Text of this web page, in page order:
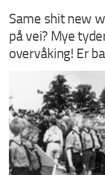
Same shit new
på vei? Mye
overvåking! Er